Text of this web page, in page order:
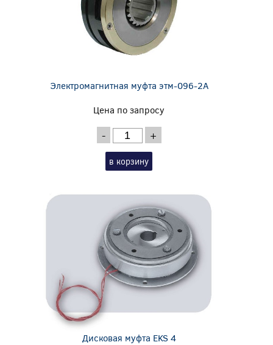
Электромагнитная муфта этм-096-2А
Цена по запросу
- +
в корзину
Дисковая муфта EKS 4